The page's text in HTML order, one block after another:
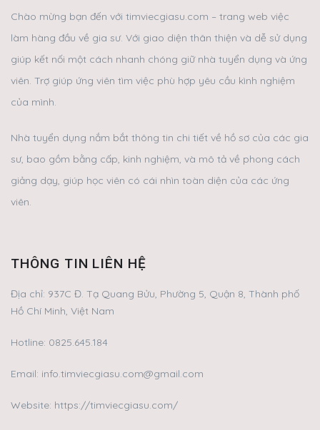
Chào mừng bạn đến với timviecgiasu.com – trang web việc
làm hàng đầu về gia sư. Với giao diện thân thiện và dễ sử dụng
giúp kết nối một cách nhanh chóng giữ nhà tuyển dụng và ứng
viên. Trợ giúp ứng viên tìm việc phù hợp yêu cầu kình nghiệm
của mình.
Nhà tuyển dụng nắm bắt thông tin chi tiết về hồ sơ của các gia
sư, bao gồm bằng cấp, kinh nghiệm, và mô tả về phong cách
giảng dạy, giúp học viên có cái nhìn toàn diện của các ứng
viên.
THÔNG TIN LIÊN HỆ
Địa chỉ: 937C Đ. Tạ Quang Bửu, Phường 5, Quận 8, Thành phố
Hồ Chí Minh, Việt Nam
Hotline: 0825.645.184
Email: info.timviecgiasu.com@gmail.com
Website: https://timviecgiasu.com/